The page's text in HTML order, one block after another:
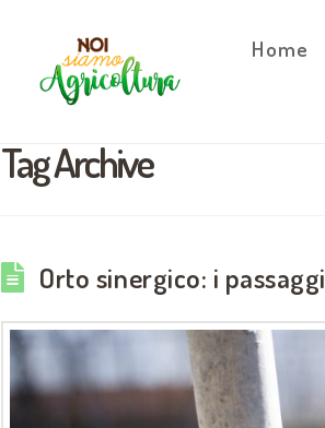
Home
Tag Archive
Orto sinergico: i